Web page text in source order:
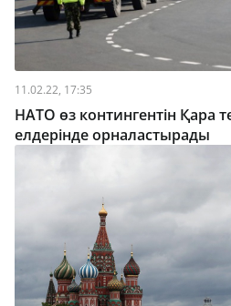
11.02.22, 17:35
НАТО өз контингентін Қара
елдерінде орналастырады